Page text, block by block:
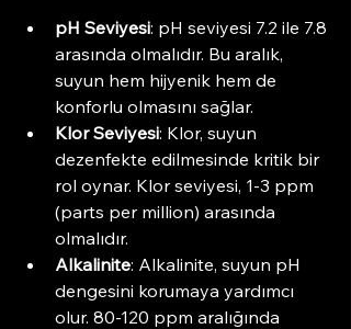
pH Seviyesi: pH seviyesi 7.2 ile 7.8
arasında olmalıdır. Bu aralık,
suyun hem hijyenik hem de
konforlu olmasını sağlar.
Klor Seviyesi: Klor, suyun
dezenfekte edilmesinde kritik bir
rol oynar. Klor seviyesi, 1-3 ppm
(parts per million) arasında
olmalıdır.
Alkalinite: Alkalinite, suyun pH
dengesini korumaya yardımcı
olur. 80-120 ppm aralığında